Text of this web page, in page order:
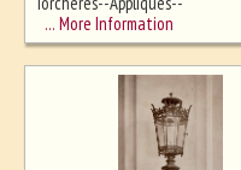
Lampadaires
… More Information